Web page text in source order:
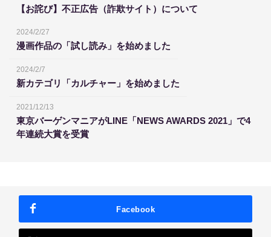
【お詫び】不正広告（詐欺サイト）について
2024/2/27
漫画作品の「試し読み」を始めました
2024/2/7
新カテゴリ「カルチャー」を始めました
2021/12/13
東京バーゲンマニアがLINE「NEWS AWARDS 2021」で4
年連続大賞を受賞
Facebook